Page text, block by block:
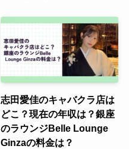
志田愛佳のキャバクラ店は
どこ？現在の年収は？銀座
のラウンジBelle Lounge
Ginzaの料金は？